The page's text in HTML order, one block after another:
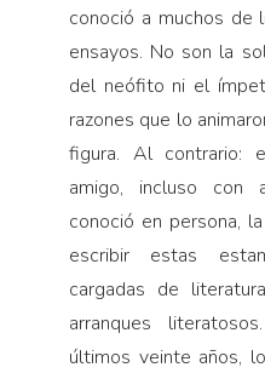
conoció a muchos de
ensayos. No son la
del neófito ni el
razones que lo
figura. Al contrario:
amigo, incluso con
conoció en persona,
escribir estas
cargadas de
arranques
últimos veinte años,